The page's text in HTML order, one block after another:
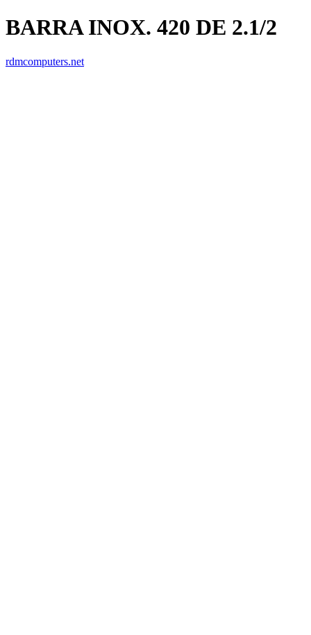
BARRA INOX. 420 DE 2.1/2
rdmcomputers.net